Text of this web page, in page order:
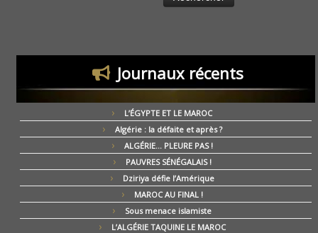
Journaux récents
L’ÉGYPTE ET LE MAROC
Algérie : la défaite et après ?
ALGÉRIE… PLEURE PAS !
PAUVRES SÉNÉGALAIS !
Dziriya défie l’Amérique
MAROC AU FINAL !
Sous menace islamiste
L’ALGÉRIE TAQUINE LE MAROC